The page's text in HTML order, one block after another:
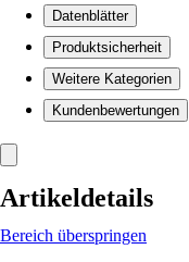
Datenblätter
Produktsicherheit
Weitere Kategorien
Kundenbewertungen
Artikeldetails
Bereich überspringen